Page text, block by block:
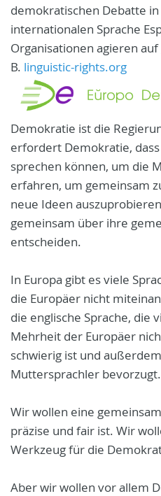
demokratischen Debatte
internationalen Sprache
Organisationen agieren
B. linguistic-rights.org
Demokratie ist die
erfordert Demokratie,
sprechen können, um die
erfahren, um gemeinsam
neue Ideen
gemeinsam über ihre
entscheiden.
In Europa gibt es viele
die Europäer nicht
die englische Sprache, die
Mehrheit der Europäer
schwierig ist und
Muttersprachler bevorzugt.
Wir wollen eine
präzise und fair ist. Wir
Werkzeug für die
Aber wir wollen vor allem